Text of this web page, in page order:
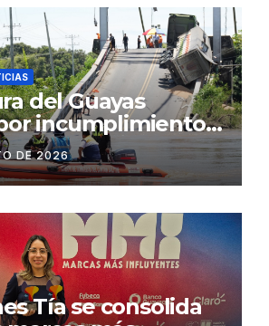
del Guayas
incumplimiento
a la
CONORTE y
en
del puente
Cornejo, en
DE 2026
Tía se consolida